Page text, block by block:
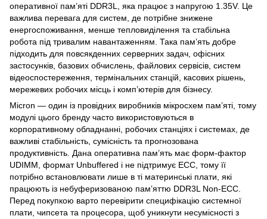
оперативної пам’яті DDR3L, яка працює з напругою 1.35V. Це
важлива перевага для систем, де потрібне знижене
енергоспоживання, менше тепловиділення та стабільна
робота під тривалим навантаженням. Така пам’ять добре
підходить для повсякденних серверних задач, офісних
застосунків, базових обчислень, файлових сервісів, систем
відеоспостереження, термінальних станцій, касових рішень,
мережевих робочих місць і комп’ютерів для бізнесу.
Micron — один із провідних виробників мікросхем пам’яті, тому
модулі цього бренду часто використовуються в
корпоративному обладнанні, робочих станціях і системах, де
важливі стабільність, сумісність та прогнозована
продуктивність. Дана оперативна пам’ять має форм-фактор
UDIMM, формат Unbuffered і не підтримує ECC, тому її
потрібно встановлювати лише в ті материнські плати, які
працюють із небуферизованою пам’яттю DDR3L Non-ECC.
Перед покупкою варто перевірити специфікацію системної
плати, чипсета та процесора, щоб уникнути несумісності з